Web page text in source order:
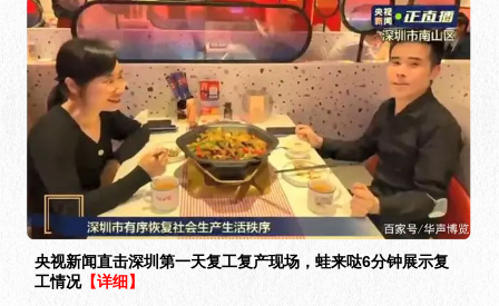
央视新闻直击深圳第一天复工复产现场，蛙来哒6分钟展示复
工情况【详细】